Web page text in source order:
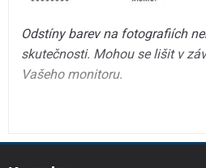
Odstíny barev na fotografiích
skutečnosti. Mohou se lišit v
Vašeho monitoru.